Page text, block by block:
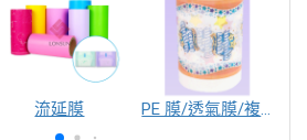
流延膜 PE 膜/透氣膜/複合膜等